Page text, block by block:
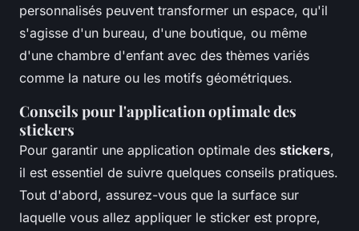
personnalisés peuvent transformer un espace, qu'il
s'agisse d'un bureau, d'une boutique, ou même
d'une chambre d'enfant avec des thèmes variés
comme la nature ou les motifs géométriques.
Conseils pour l'application optimale des
stickers
Pour garantir une application optimale des stickers,
il est essentiel de suivre quelques conseils pratiques.
Tout d'abord, assurez-vous que la surface sur
laquelle vous allez appliquer le sticker est propre,